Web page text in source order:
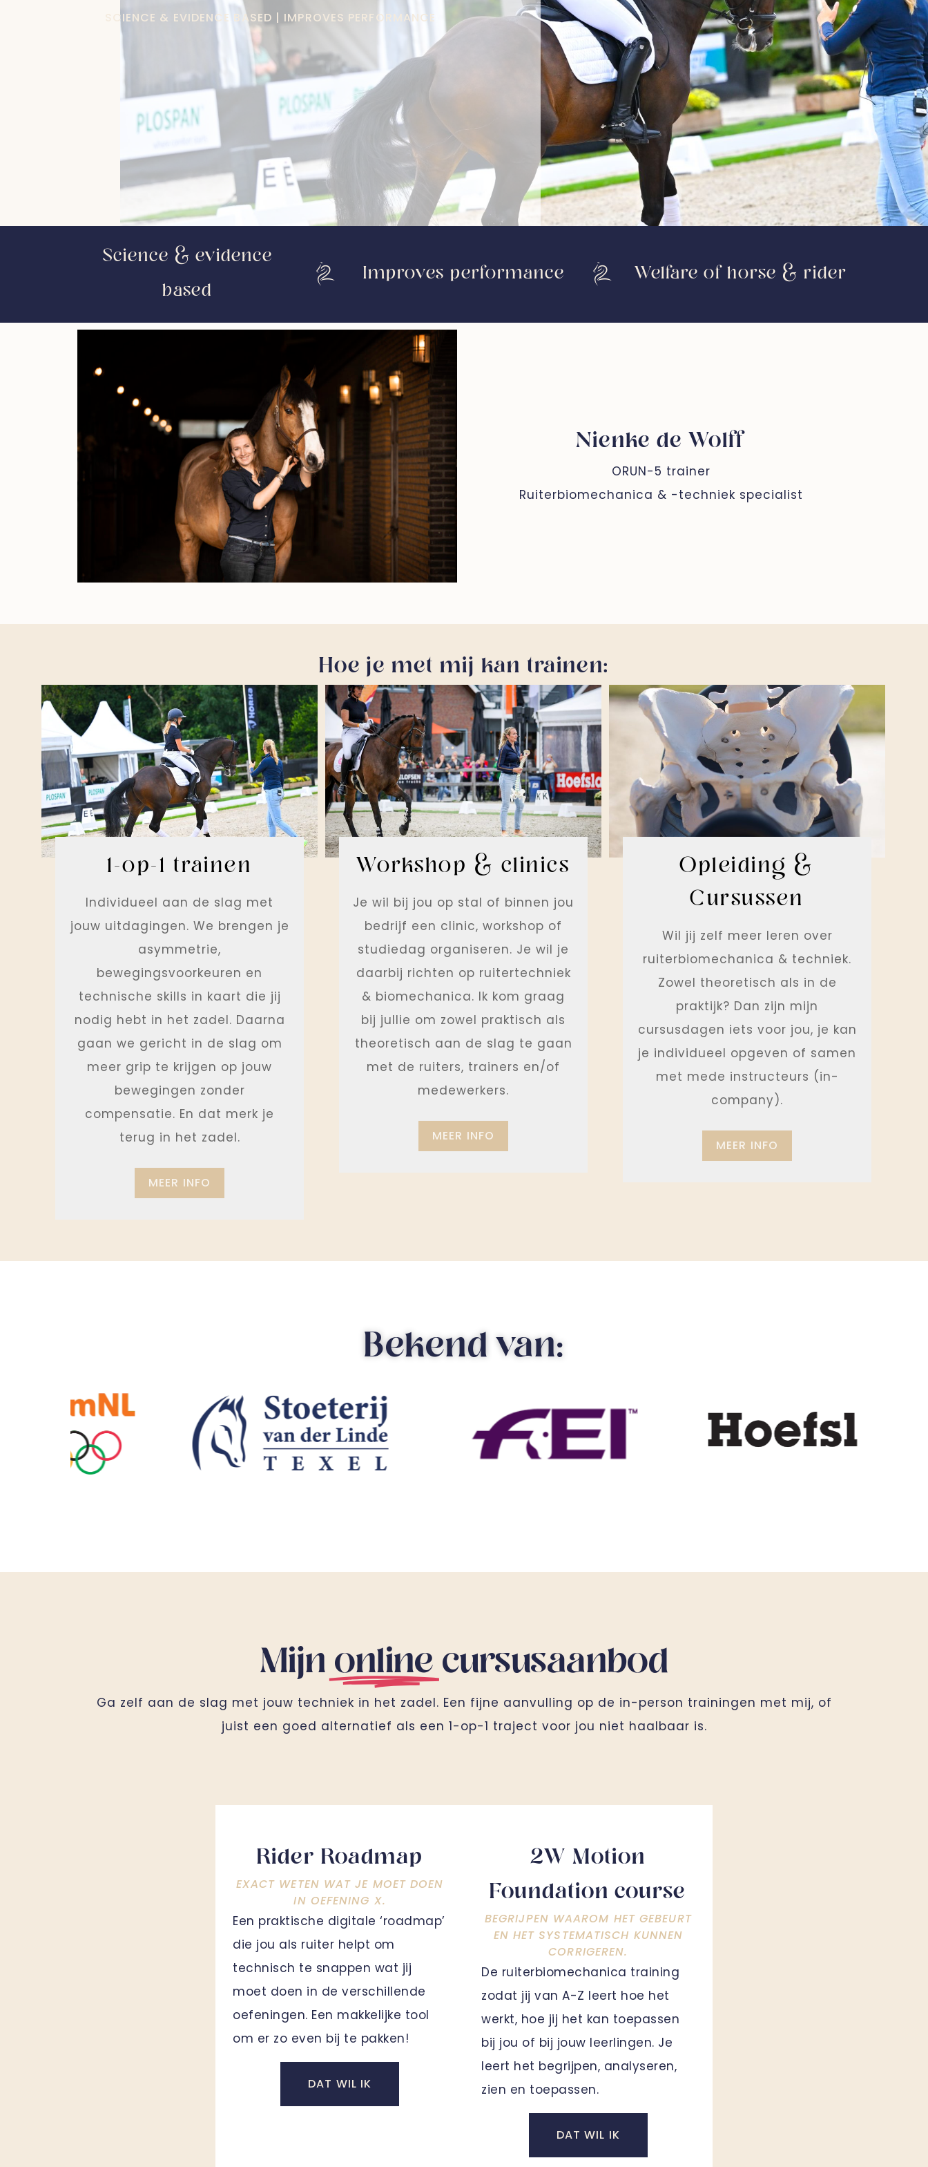
SCIENCE & EVIDENCE BASED | IMPROVES PERFORMANCE
Science & evidence
based
Improves performance Welfare of horse & rider
Nienke de Wolff
ORUN-5 trainer
Ruiterbiomechanica & -techniek specialist
Hoe je met mij kan trainen:
1-op-1 trainen
Individueel aan de slag met
jouw uitdagingen. We brengen je
asymmetrie,
bewegingsvoorkeuren en
technische skills in kaart die jij
nodig hebt in het zadel. Daarna
gaan we gericht in de slag om
meer grip te krijgen op jouw
bewegingen zonder
compensatie. En dat merk je
terug in het zadel.
MEER INFO
Workshop & clinics
Je wil bij jou op stal of binnen jou
bedrijf een clinic, workshop of
studiedag organiseren. Je wil je
daarbij richten op ruitertechniek
& biomechanica. Ik kom graag
bij jullie om zowel praktisch als
theoretisch aan de slag te gaan
met de ruiters, trainers en/of
medewerkers.
MEER INFO
Opleiding &
Cursussen
Wil jij zelf meer leren over
ruiterbiomechanica & techniek.
Zowel theoretisch als in de
praktijk? Dan zijn mijn
cursusdagen iets voor jou, je kan
je individueel opgeven of samen
met mede instructeurs (in-
company).
MEER INFO
Bekend van:
Mijnonlinecursusaanbod
Ga zelf aan de slag met jouw techniek in het zadel. Een fijne aanvulling op de in-person trainingen met mij, of
juist een goed alternatief als een 1-op-1 traject voor jou niet haalbaar is.
Rider Roadmap
EXACT WETEN WAT JE MOET DOEN
IN OEFENING X.
Een praktische digitale ‘roadmap’
die jou als ruiter helpt om
technisch te snappen wat jij
moet doen in de verschillende
oefeningen. Een makkelijke tool
om er zo even bij te pakken!
DAT WIL IK
2W Motion
Foundation course
BEGRIJPEN WAAROM HET GEBEURT
EN HET SYSTEMATISCH KUNNEN
CORRIGEREN.
De ruiterbiomechanica training
zodat jij van A-Z leert hoe het
werkt, hoe jij het kan toepassen
bij jou of bij jouw leerlingen. Je
leert het begrijpen, analyseren,
zien en toepassen.
DAT WIL IK